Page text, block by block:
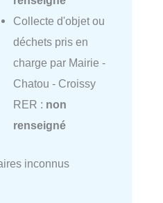
Collecte d'objet ou
déchets pris en
charge par Mairie -
Chatou - Croissy
RER : non
renseigné
inconnus